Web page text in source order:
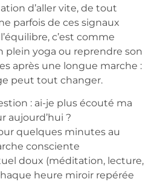
d’aller vite, de tout
parfois de ces signaux
c’est comme
plein yoga ou reprendre son
après une longue marche :
peut tout changer.
: ai-je plus écouté ma
?
quelques minutes au
consciente
doux (méditation, lecture,
heure miroir repérée